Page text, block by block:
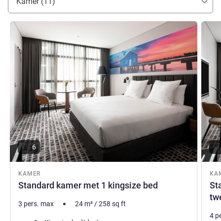
KAMER
Standard kamer met 1 kingsize bed
Meer informatie
6
3 pers. max 24 m²/258 sq ft
Meer
4